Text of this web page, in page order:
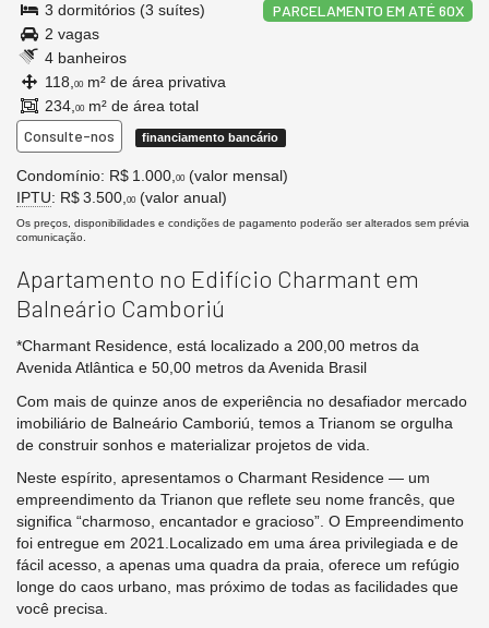
PARCELAMENTO EM ATÉ 60X
3 dormitórios (3 suítes)
2 vagas
4 banheiros
118, 00 m² de área privativa
234, 00 m² de área total
Consulte-nos financiamento bancário
Condomínio: R$ 1.000, 00 (valor mensal)
IPTU: R$ 3.500, 00 (valor anual)
Os preços, disponibilidades e condições de pagamento poderão ser alterados sem prévia
comunicação.
Apartamento no Edifício Charmant em
Balneário Camboriú
*Charmant Residence, está localizado a 200,00 metros da
Avenida Atlântica e 50,00 metros da Avenida Brasil
Com mais de quinze anos de experiência no desafiador mercado
imobiliário de Balneário Camboriú, temos a Trianom se orgulha
de construir sonhos e materializar projetos de vida.
Neste espírito, apresentamos o Charmant Residence — um
empreendimento da Trianon que reflete seu nome francês, que
significa “charmoso, encantador e gracioso”. O Empreendimento
foi entregue em 2021.Localizado em uma área privilegiada e de
fácil acesso, a apenas uma quadra da praia, oferece um refúgio
longe do caos urbano, mas próximo de todas as facilidades que
você precisa.